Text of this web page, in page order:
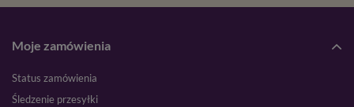
Moje zamówienia
Status zamówienia
Śledzenie przesyłki